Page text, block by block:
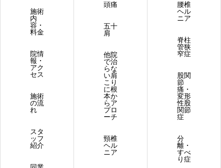
施術
内
容・
料金
院情
報・
アク
セス
施術
の流
れ
スタ
ッフ
紹介
頭痛
五十
肩
他院
で治
らな
い肩
こり
に根
本か
らア
プロ
ーチ
頸椎
ヘル
ニア
腰椎
ヘル
ニア
脊柱
管狭
窄症
股関
節
痛・
変形
性股
関節
症
分
離・
すべ
り症